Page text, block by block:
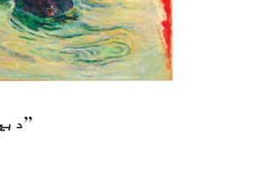
دبي: "الشرق الاوسط”